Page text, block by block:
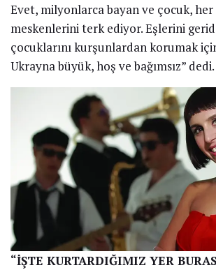
Evet, milyonlarca bayan ve çocuk, her
meskenlerini terk ediyor. Eşlerini
çocuklarını kurşunlardan korumak
Ukrayna büyük, hoş ve bağımsız” dedi.
“İŞTE KURTARDIĞIMIZ YER